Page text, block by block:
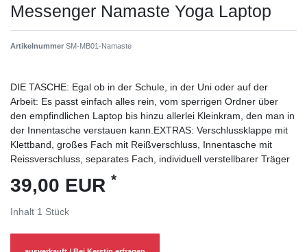
Messenger Namaste Yoga Laptop
Artikelnummer SM-MB01-Namaste
DIE TASCHE: Egal ob in der Schule, in der Uni oder auf der
Arbeit: Es passt einfach alles rein, vom sperrigen Ordner über
den empfindlichen Laptop bis hinzu allerlei Kleinkram, den man in
der Innentasche verstauen kann.EXTRAS: Verschlussklappe mit
Klettband, großes Fach mit Reißverschluss, Innentasche mit
Reissverschluss, separates Fach, individuell verstellbarer Träger
39,00 EUR *
Inhalt 1 Stück